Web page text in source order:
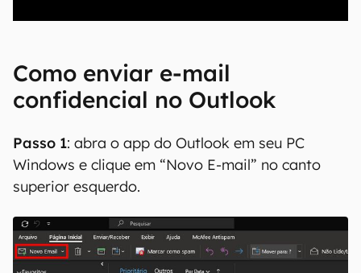
Como enviar e-mail
confidencial no Outlook
Passo 1: abra o app do Outlook em seu PC
Windows e clique em “Novo E-mail” no canto
superior esquerdo.